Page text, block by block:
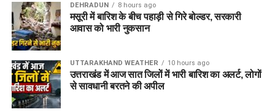
DEHRADUN 8 hours ago
मसूरी में बारिश के बीच पहाड़ी से गिरे बोल्डर, सरकारी
आवास को भारी नुकसान
UTTARAKHAND WEATHER 10 hours ago
उत्तराखंड में आज सात जिलों में भारी बारिश का अलर्ट, लोगों
से सावधानी बरतने की अपील